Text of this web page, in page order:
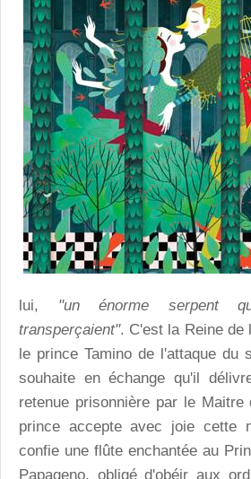
lui, "un énorme serpent
transperçaient". C'est la Reine de
le prince Tamino de l'attaque du
souhaite en échange qu'il
retenue prisonnière par le
prince accepte avec joie cette
confie une flûte enchantée au
Papageno, obligé d'obéir aux